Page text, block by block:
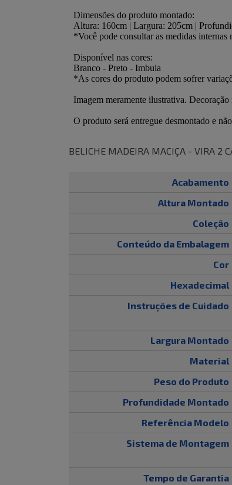
BELICHE MADEIRA MACIÇA - VIRA 2
Acabamento
Altura Montado
Coleção
Conteúdo da Embalagem
Cor
Hexadecimal
Instruções de Cuidado
Largura Montado
Material
Peso do Produto
Profundidade Montado
Referência Modelo
Sistema de Montagem
Tempo de Garantia